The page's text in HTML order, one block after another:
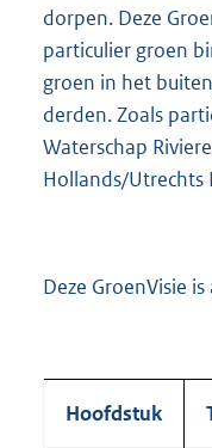
dorpen. Deze
particulier groen
groen in het
derden. Zoals
Waterschap
Hollands/Utrechts
Deze GroenVisie
Hoofdstuk